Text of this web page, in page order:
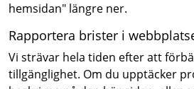
hemsidan" längre ner.
Rapportera brister i
Vi strävar hela tiden efter att
tillgänglighet. Om du upptäcker